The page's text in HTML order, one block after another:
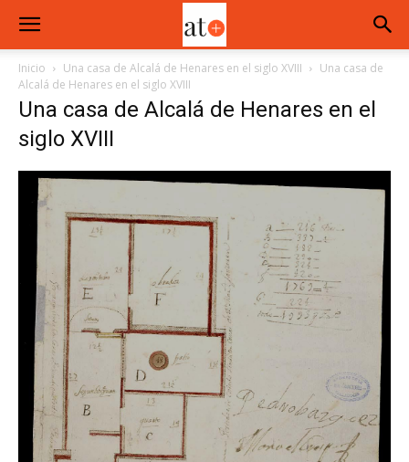
Inicio Una casa de Alcalá de Henares en el siglo XVIII
Una casa de
Alcalá de Henares en el siglo XVIII
Una casa de Alcalá de Henares en el
siglo XVIII